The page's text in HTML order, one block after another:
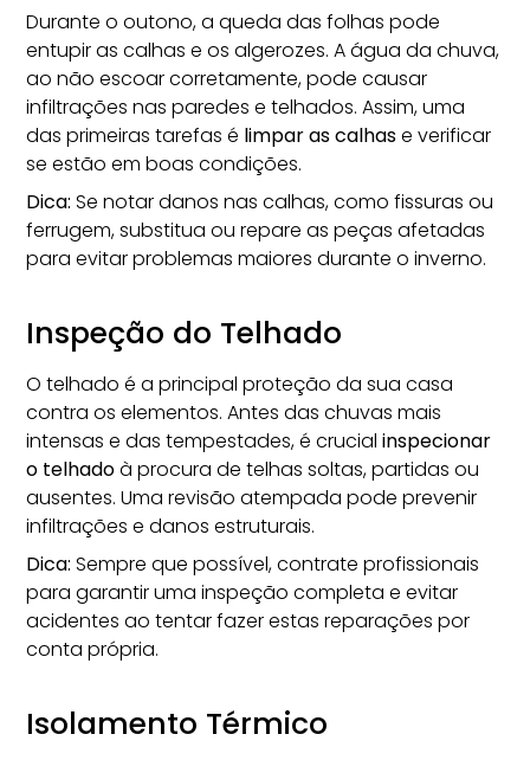
Durante o outono, a queda das folhas pode
entupir as calhas e os algerozes. A água da chuva,
ao não escoar corretamente, pode causar
infiltrações nas paredes e telhados. Assim, uma
das primeiras tarefas é limpar as calhase verificar
se estão em boas condições.
Dica: Se notar danos nas calhas, como fissuras ou
ferrugem, substitua ou repare as peças afetadas
para evitar problemas maiores durante o inverno.
Inspeção do Telhado
O telhado é a principal proteção da sua casa
contra os elementos. Antes das chuvas mais
intensas e das tempestades, é crucialinspecionar
o telhadoà procura de telhas soltas, partidas ou
ausentes. Uma revisão atempada pode prevenir
infiltrações e danos estruturais.
Dica: Sempre que possível, contrate profissionais
para garantir uma inspeção completa e evitar
acidentes ao tentar fazer estas reparações por
conta própria.
Isolamento Térmico